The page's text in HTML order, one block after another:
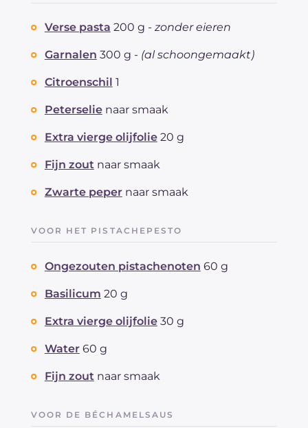
Verse pasta 200 g - zonder eieren
Garnalen 300 g - (al schoongemaakt)
Citroenschil 1
Peterselie naar smaak
Extra vierge olijfolie 20 g
Fijn zout naar smaak
Zwarte peper naar smaak
VOOR HET PISTACHEPESTO
Ongezouten pistachenoten 60 g
Basilicum 20 g
Extra vierge olijfolie 30 g
Water 60 g
Fijn zout naar smaak
VOOR DE BÉCHAMELSAUS